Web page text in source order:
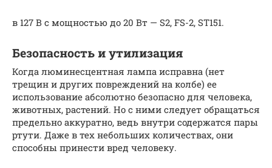
в 127 В с мощностью до 20 Вт — S2, FS-2, ST151.
Безопасность и утилизация
Когда люминесцентная лампа исправна (нет
трещин и других повреждений на колбе) ее
использование абсолютно безопасно для человека,
животных, растений. Но с ними следует обращаться
предельно аккуратно, ведь внутри содержатся пары
ртути. Даже в тех небольших количествах, они
способны принести вред человеку.